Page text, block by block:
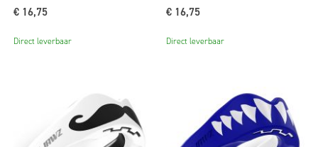
€ 16,75
Direct leverbaar
€ 16,75
Direct leverbaar